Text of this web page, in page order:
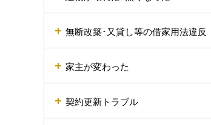
無断改築･又貸し等の借家用法違反
家主が変わった
契約更新トラブル